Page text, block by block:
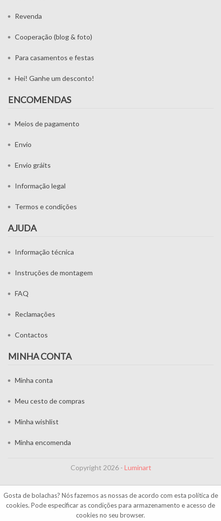
Gosta de bolachas? Nós fazemos as nossas de acordo com esta política de
cookies. Pode especificar as condições para armazenamento e acesso de
cookies no seu browser.
Revenda
Cooperação (blog & foto)
Para casamentos e festas
Hei! Ganhe um desconto!
ENCOMENDAS
Meios de pagamento
Envio
Envio gráits
Informação legal
Termos e condições
AJUDA
Informação técnica
Instruções de montagem
FAQ
Reclamações
Contactos
MINHA CONTA
Minha conta
Meu cesto de compras
Minha wishlist
Minha encomenda
Copyright 2026 - Luminart